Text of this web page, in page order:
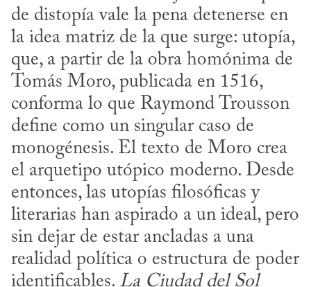
de distopía vale la pena detenerse en
la idea matriz de la que surge: utopía,
que, a partir de la obra homónima de
Tomás Moro, publicada en 1516,
conforma lo que Raymond Trousson
define como un singular caso de
monogénesis. El texto de Moro crea
el arquetipo utópico moderno. Desde
entonces, las utopías filosóficas y
literarias han aspirado a un ideal, pero
sin dejar de estar ancladas a una
realidad política o estructura de poder
identificables. La Ciudad del Sol